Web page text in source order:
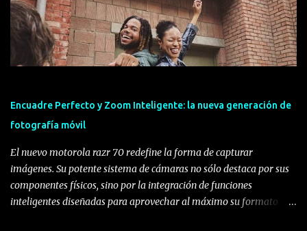
Encuadre Perfecto y Zoom Inteligente: la nueva generación de
fotografía móvil
El nuevo motorola razr 70 redefine la forma de capturar
imágenes. Su potente sistema de cámaras no sólo destaca por sus
componentes físicos, sino por la integración de funciones
inteligentes diseñadas para aprovechar al máximo su formato